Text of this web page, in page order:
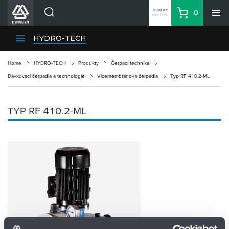
Divize HENNLICH
Blog
O firmě
Přihlásit se
Nákupní seznam
0,00 Kč
bez DPH
Košík
0
HYDRO-TECH
Home HYDRO-TECH Produkty Čerpací technika
Dávkovací čerpadla a technologie Vícemembránová čerpadla Typ RF 410.2-ML
TYP RF 410.2-ML